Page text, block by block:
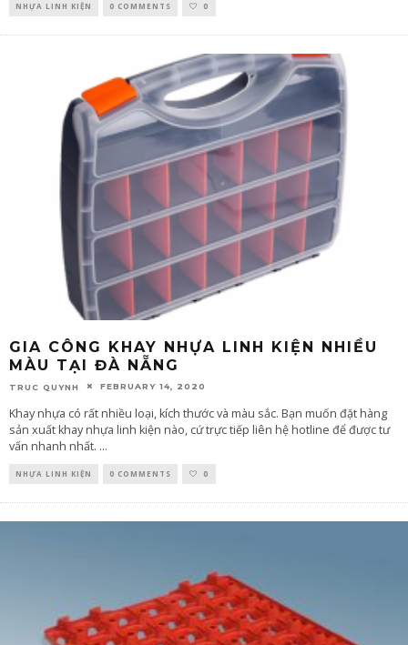
NHỰA LINH KIỆN 0 COMMENTS 0
GIA CÔNG KHAY NHỰA LINH KIỆN NHIỀU
MÀU TẠI ĐÀ NẴNG
TRUC QUYNH FEBRUARY 14, 2020
Khay nhựa có rất nhiều loại, kích thước và màu sắc. Bạn muốn đặt hàng
sản xuất khay nhựa linh kiện nào, cứ trực tiếp liên hệ hotline để được tư
vấn nhanh nhất. ...
NHỰA LINH KIỆN 0 COMMENTS 0